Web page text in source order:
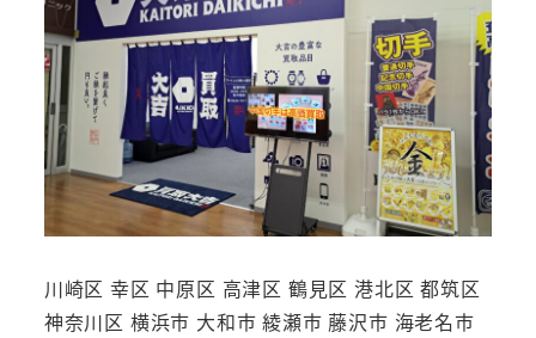
川崎区 幸区 中原区 高津区 鶴見区 港北区 都筑区
神奈川区 横浜市 大和市 綾瀬市 藤沢市 海老名市